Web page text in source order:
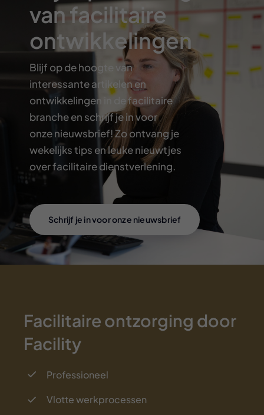
van facilitaire
ontwikkelingen
Blijf op de hoogte van
interessante artikelen en
ontwikkelingen in de facilitaire
branche en schrijf je in voor
onze nieuwsbrief! Zo ontvang je
wekelijks tips en leuke nieuwtjes
over facilitaire dienstverlening.
Schrijf je in voor onze nieuwsbrief
Facilitaire ontzorging door
Facility
Professioneel
Vlotte werkprocessen